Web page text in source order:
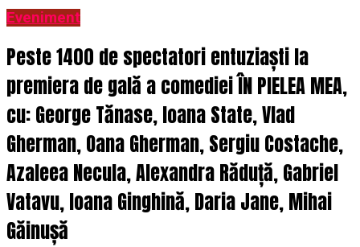
Eveniment
Peste 1400 de spectatori entuziaști la
premiera de gală a comediei ÎN PIELEA MEA,
cu: George Tănase, Ioana State, Vlad
Gherman, Oana Gherman, Sergiu Costache,
Azaleea Necula, Alexandra Răduță, Gabriel
Vatavu, Ioana Ginghină, Daria Jane, Mihai
Găinușă